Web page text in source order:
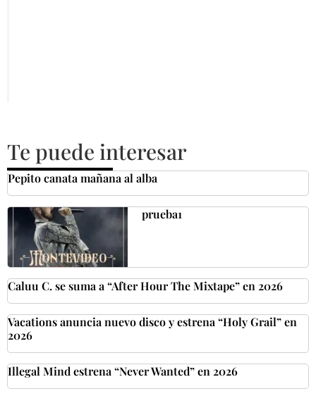
Te puede interesar
Pepito canata mañana al alba
prueba1
Caluu C. se suma a “After Hour The Mixtape” en 2026
Vacations anuncia nuevo disco y estrena “Holy Grail” en
2026
Illegal Mind estrena “Never Wanted” en 2026